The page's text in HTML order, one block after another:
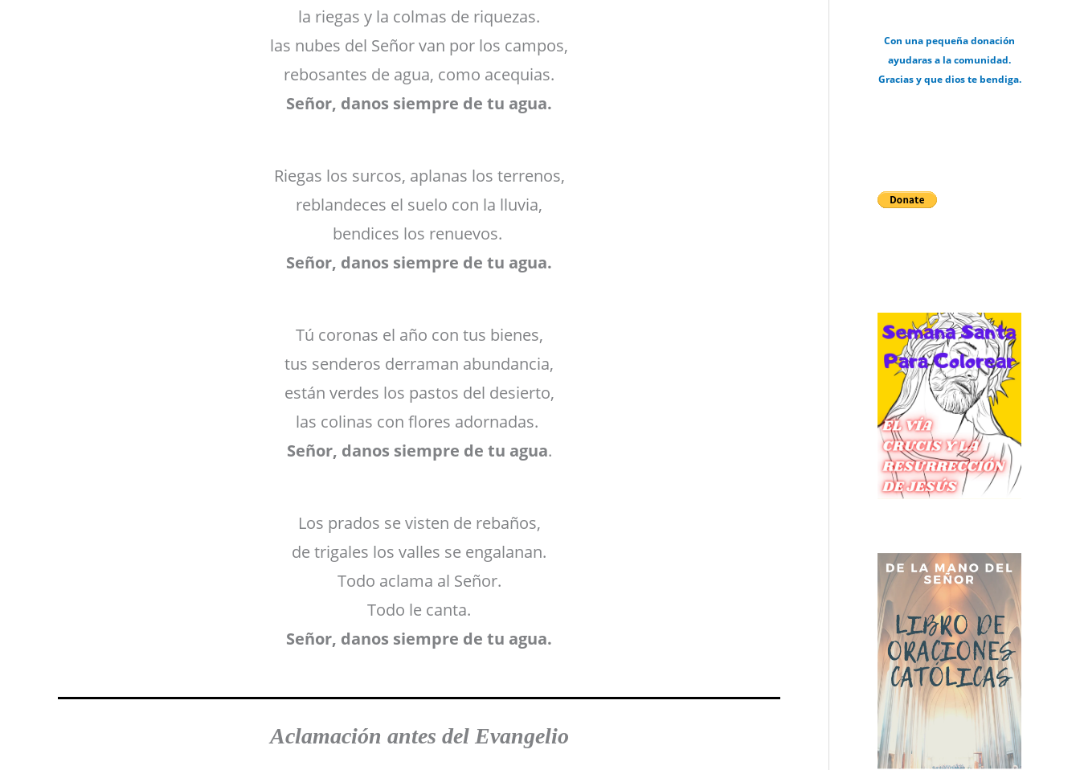
la riegas y la colmas de riquezas.
las nubes del Señor van por los campos,
rebosantes de agua, como acequias.
Señor, danos siempre de tu agua.
Riegas los surcos, aplanas los terrenos,
reblandeces el suelo con la lluvia,
bendices los renuevos.
Señor, danos siempre de tu agua.
Tú coronas el año con tus bienes,
tus senderos derraman abundancia,
están verdes los pastos del desierto,
las colinas con flores adornadas.
Señor, danos siempre de tu agua.
Los prados se visten de rebaños,
de trigales los valles se engalanan.
Todo aclama al Señor.
Todo le canta.
Señor, danos siempre de tu agua.
Aclamación antes del Evangelio
Con una pequeña donación
ayudaras a la comunidad.
Gracias y que dios te bendiga.